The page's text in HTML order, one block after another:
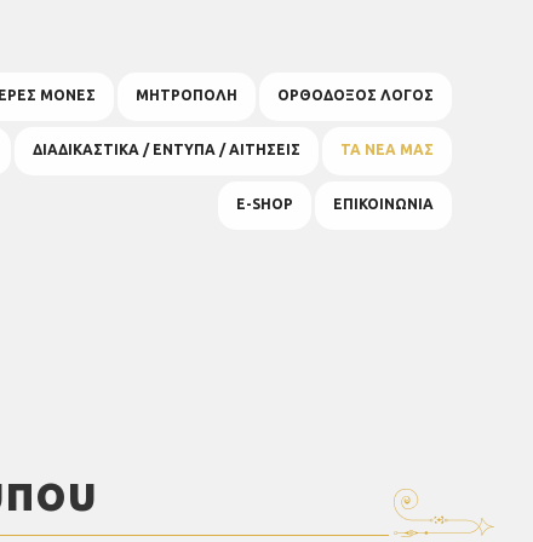
ΜΟΝΕΣ ΜΗΤΡΟΠΟΛΗ ΟΡΘΟΔΟΞΟΣ ΛΟΓΟΣ
ΔΙΑΔΙΚΑΣΤΙΚΑ / ΕΝΤΥΠΑ / ΑΙΤΗΣΕΙΣ ΤΑ ΝΕΑ ΜΑΣ
E-SHOP ΕΠΙΚΟΙΝΩΝΙΑ